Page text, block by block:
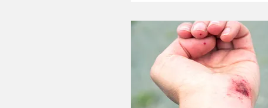
favoriser la
cicatrisation